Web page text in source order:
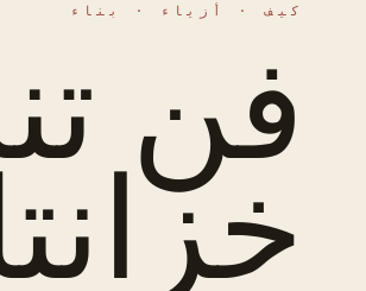
كيف · أزياء · بناء
فن